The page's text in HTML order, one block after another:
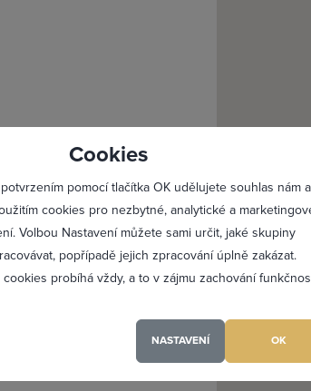
Cookies
pomocí tlačítka OK udělujete souhlas nám a
cookies pro nezbytné, analytické a
Volbou Nastavení můžete sami určit, jaké skupiny
popřípadě jejich zpracování úplně zakázat.
probíhá vždy, a to v zájmu zachování
NASTAVENÍ OK
Profesionální přístup k
Vždy aktuální